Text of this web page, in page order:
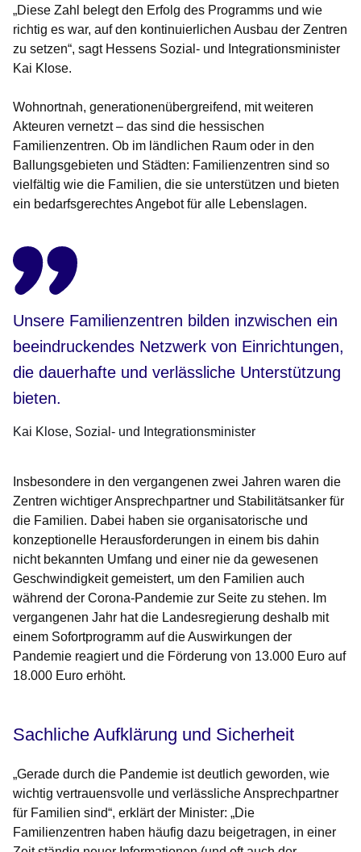
„Diese Zahl belegt den Erfolg des Programms und wie
richtig es war, auf den kontinuierlichen Ausbau der Zentren
zu setzen“, sagt Hessens Sozial- und Integrationsminister
Kai Klose.
Wohnortnah, generationenübergreifend, mit weiteren
Akteuren vernetzt – das sind die hessischen
Familienzentren. Ob im ländlichen Raum oder in den
Ballungsgebieten und Städten: Familienzentren sind so
vielfältig wie die Familien, die sie unterstützen und bieten
ein bedarfsgerechtes Angebot für alle Lebenslagen.
Unsere Familienzentren bilden inzwischen ein
beeindruckendes Netzwerk von Einrichtungen,
die dauerhafte und verlässliche Unterstützung
bieten.
Kai Klose Sozial- und Integrationsminister
Insbesondere in den vergangenen zwei Jahren waren die
Zentren wichtiger Ansprechpartner und Stabilitätsanker für
die Familien. Dabei haben sie organisatorische und
konzeptionelle Herausforderungen in einem bis dahin
nicht bekannten Umfang und einer nie da gewesenen
Geschwindigkeit gemeistert, um den Familien auch
während der Corona-Pandemie zur Seite zu stehen. Im
vergangenen Jahr hat die Landesregierung deshalb mit
einem Sofortprogramm auf die Auswirkungen der
Pandemie reagiert und die Förderung von 13.000 Euro auf
18.000 Euro erhöht.
Sachliche Aufklärung und Sicherheit
„Gerade durch die Pandemie ist deutlich geworden, wie
wichtig vertrauensvolle und verlässliche Ansprechpartner
für Familien sind“, erklärt der Minister: „Die
Familienzentren haben häufig dazu beigetragen, in einer